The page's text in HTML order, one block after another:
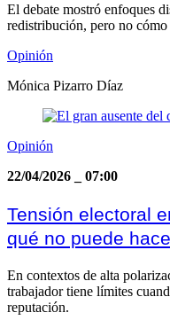
El debate mostró enfoques
redistribución, pero no
Opinión
Mónica Pizarro Díaz
Opinión
22/04/2026
07:00
Tensión electoral
qué no puede
En contextos de alta
trabajador tiene límites
reputación.